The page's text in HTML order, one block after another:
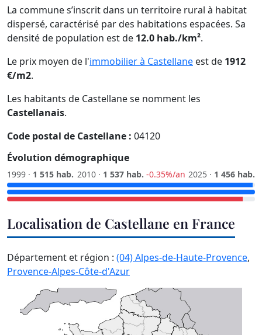
La commune s’inscrit dans un territoire rural à habitat
dispersé, caractérisé par des habitations espacées. Sa
densité de population est de 12.0 hab./km².
Le prix moyen de l'immobilier à Castellane est de 1912
€/m2.
Les habitants de Castellane se nomment les
Castellanais.
Code postal de Castellane : 04120
Évolution démographique
1999 · 1 515 hab. 2010 · 1 537 hab. -0.35%/an 2025 · 1 456 hab.
Localisation de Castellane en France
Département et région : (04) Alpes-de-Haute-Provence,
Provence-Alpes-Côte-d'Azur